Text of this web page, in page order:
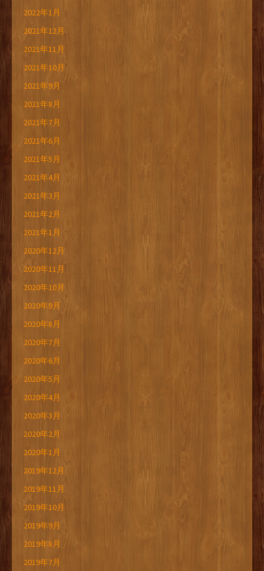
2022年1月
2021年12月
2021年11月
2021年10月
2021年9月
2021年8月
2021年7月
2021年6月
2021年5月
2021年4月
2021年3月
2021年2月
2021年1月
2020年12月
2020年11月
2020年10月
2020年9月
2020年8月
2020年7月
2020年6月
2020年5月
2020年4月
2020年3月
2020年2月
2020年1月
2019年12月
2019年11月
2019年10月
2019年9月
2019年8月
2019年7月